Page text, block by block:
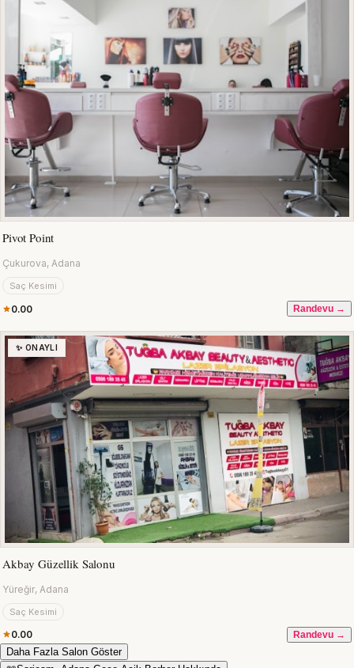
Pivot Point
Çukurova, Adana
Saç Kesimi
0.00 Randevu →
✨ ONAYLI
Akbay Güzellik Salonu
Yüreğir, Adana
Saç Kesimi
0.00 Randevu →
Daha Fazla Salon Göster